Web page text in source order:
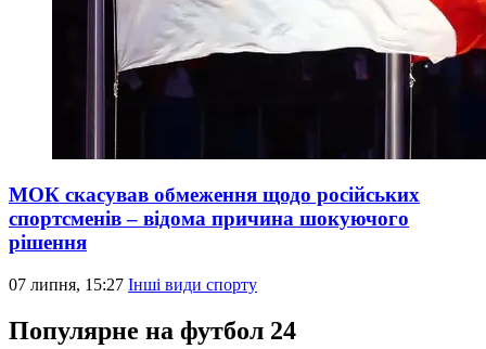
МОК скасував обмеження щодо російських
спортсменів – відома причина шокуючого
рішення
07 липня, 15:27 Інші види спорту
Популярне на футбол 24